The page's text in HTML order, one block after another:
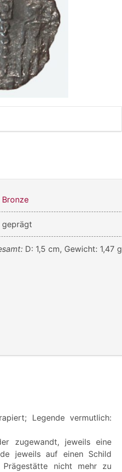
Bronze
geprägt
D: 1,5 cm, Gewicht: 1,47 g
Legende vermutlich:
zugewandt, jeweils eine
jeweils auf einen Schild
Prägestätte nicht mehr zu